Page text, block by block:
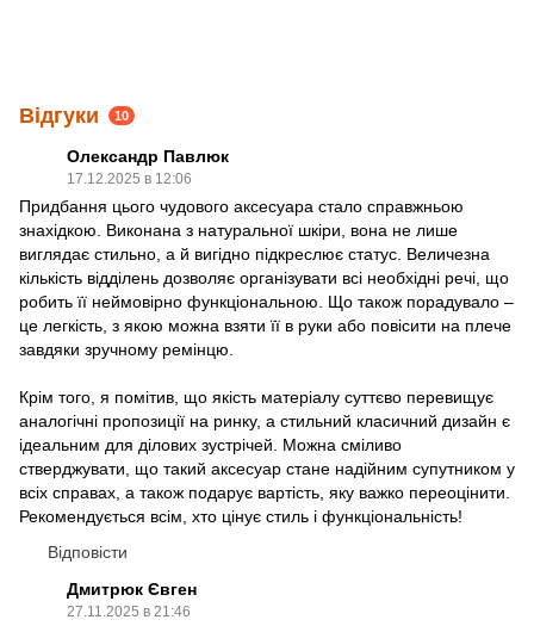
Відгуки 10
Олександр Павлюк
17.12.2025 в 12:06
Придбання цього чудового аксесуара стало справжньою
знахідкою. Виконана з натуральної шкіри, вона не лише
виглядає стильно, а й вигідно підкреслює статус. Величезна
кількість відділень дозволяє організувати всі необхідні речі, що
робить її неймовірно функціональною. Що також порадувало –
це легкість, з якою можна взяти її в руки або повісити на плече
завдяки зручному ремінцю.
Крім того, я помітив, що якість матеріалу суттєво перевищує
аналогічні пропозиції на ринку, а стильний класичний дизайн є
ідеальним для ділових зустрічей. Можна сміливо
стверджувати, що такий аксесуар стане надійним супутником у
всіх справах, а також подарує вартість, яку важко переоцінити.
Рекомендується всім, хто цінує стиль і функціональність!
Відповісти
Дмитрюк Євген
27.11.2025 в 21:46